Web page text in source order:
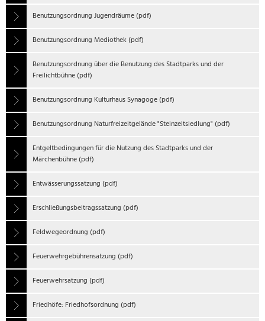
Benutzungsordnung Jugendräume (pdf)
Benutzungsordnung Mediothek (pdf)
Benutzungsordnung über die Benutzung des Stadtparks und der
Freilichtbühne (pdf)
Benutzungsordnung Kulturhaus Synagoge (pdf)
Benutzungsordnung Naturfreizeitgelände "Steinzeitsiedlung" (pdf)
Entgeltbedingungen für die Nutzung des Stadtparks und der
Märchenbühne (pdf)
Entwässerungssatzung (pdf)
Erschließungsbeitragssatzung (pdf)
Feldwegeordnung (pdf)
Feuerwehrgebührensatzung (pdf)
Feuerwehrsatzung (pdf)
Friedhöfe: Friedhofsordnung (pdf)